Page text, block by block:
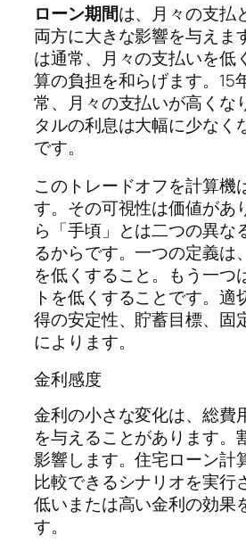
ローン期間は、月々の支払
両方に大きな影響を与えま
は通常、月々の支払いを低
算の負担を和らげます。15
常、月々の支払いが高くな
タルの利息は大幅に少なく
です。
このトレードオフを計算機
す。その可視性は価値があ
ら「手頃」とは二つの異な
るからです。一つの定義は
を低くすること。もう一つ
トを低くすることです。適
得の安定性、貯蓄目標、固
によります。
金利感度
金利の小さな変化は、総費
を与えることがあります。
影響します。住宅ローン計
比較できるシナリオを実行
低いまたは高い金利の効果
す。